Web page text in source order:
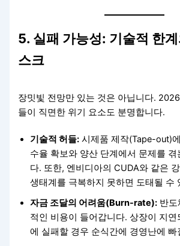
5. 실패 가능성: 기술적 한
스크
장밋빛 전망만 있는 것은 아닙니다.
들이 직면한 위기 요소도 분명합니다.
기술적 허들: 시제품 제작(Tape-out)
수율 확보와 양산 단계에서 문제를 겪
다. 또한, 엔비디아의 CUDA와 같은
생태계를 극복하지 못하면 도태될 수
자금 조달의 어려움(Burn-rate): 반
적인 비용이 들어갑니다. 상장이 지연
에 실패할 경우 순식간에 경영난에 빠